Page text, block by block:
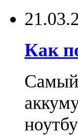
Как
Самый